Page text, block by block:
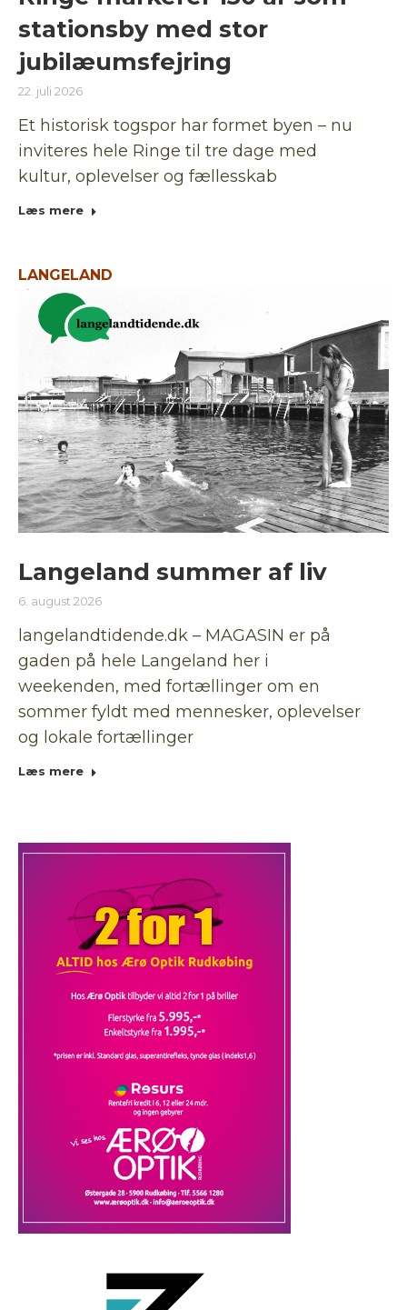
stationsby med stor
jubilæumsfejring
22. juli 2026
Et historisk togspor har formet byen – nu
inviteres hele Ringe til tre dage med
kultur, oplevelser og fællesskab
Læs mere
LANGELAND
Langeland summer af liv
6. august 2026
langelandtidende.dk – MAGASIN er på
gaden på hele Langeland her i
weekenden, med fortællinger om en
sommer fyldt med mennesker, oplevelser
og lokale fortællinger
Læs mere